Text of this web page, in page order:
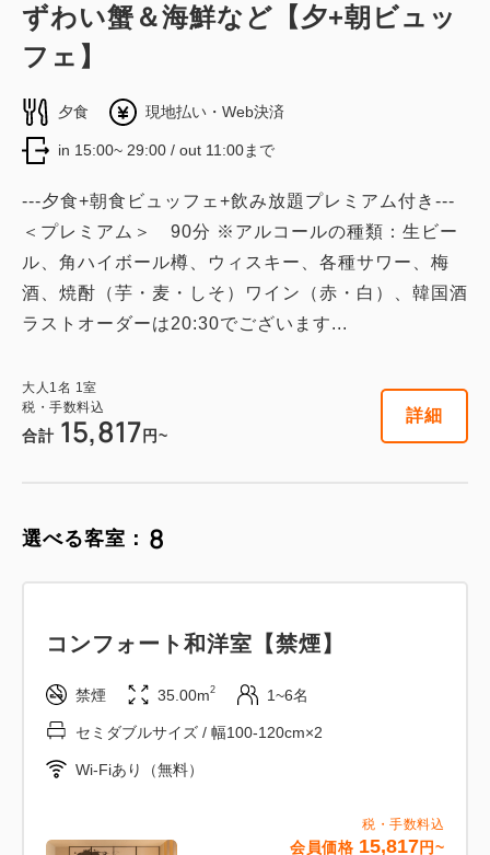
ずわい蟹＆海鮮など【夕+朝ビュッ
フェ】
夕食 現地払い・Web決済
in 15:00~ 29:00 / out 11:00まで
---夕食+朝食ビュッフェ+飲み放題プレミアム付き---
＜プレミアム＞ 90分 ※アルコールの種類：生ビー
ル、角ハイボール樽、ウィスキー、各種サワー、梅
酒、焼酎（芋・麦・しそ）ワイン（赤・白）、韓国酒
ラストオーダーは20:30でございます...
大人 1 名 1 室
税・手数料込
合計 15,817 円~
詳細
選べる客室： 8
税・手数料込
会員価格 15,817円~
コンフォート和洋室【禁煙】
禁煙 35.00m2 1~6名
セミダブルサイズ / 幅100-120cm×2
Wi-Fiあり（無料）